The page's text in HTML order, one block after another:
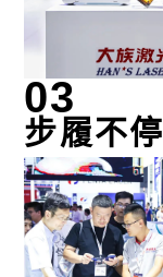
03
步履不停